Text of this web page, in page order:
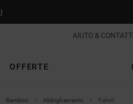
AIUTO & CONTATTI
OFFERTE
Bambini Abbigliamento T-shirt